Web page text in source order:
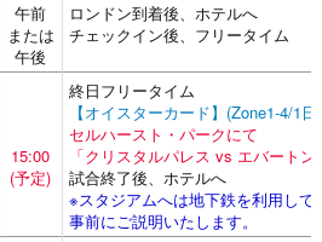
午前
または
午後
ロンドン到着後、ホテルへ
チェックイン後、フリータイム
15:00
(予定)
終日フリータイム
【オイスターカード】(Zone1-4/1
セルハースト・パークにて
「クリスタルパレス vs エバート
試合終了後、ホテルへ
※スタジアムへは地下鉄を利用し
事前にご説明いたします。